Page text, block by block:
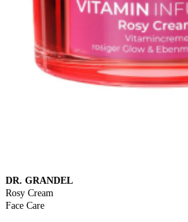
DR. GRANDEL
Rosy Cream
Face Care